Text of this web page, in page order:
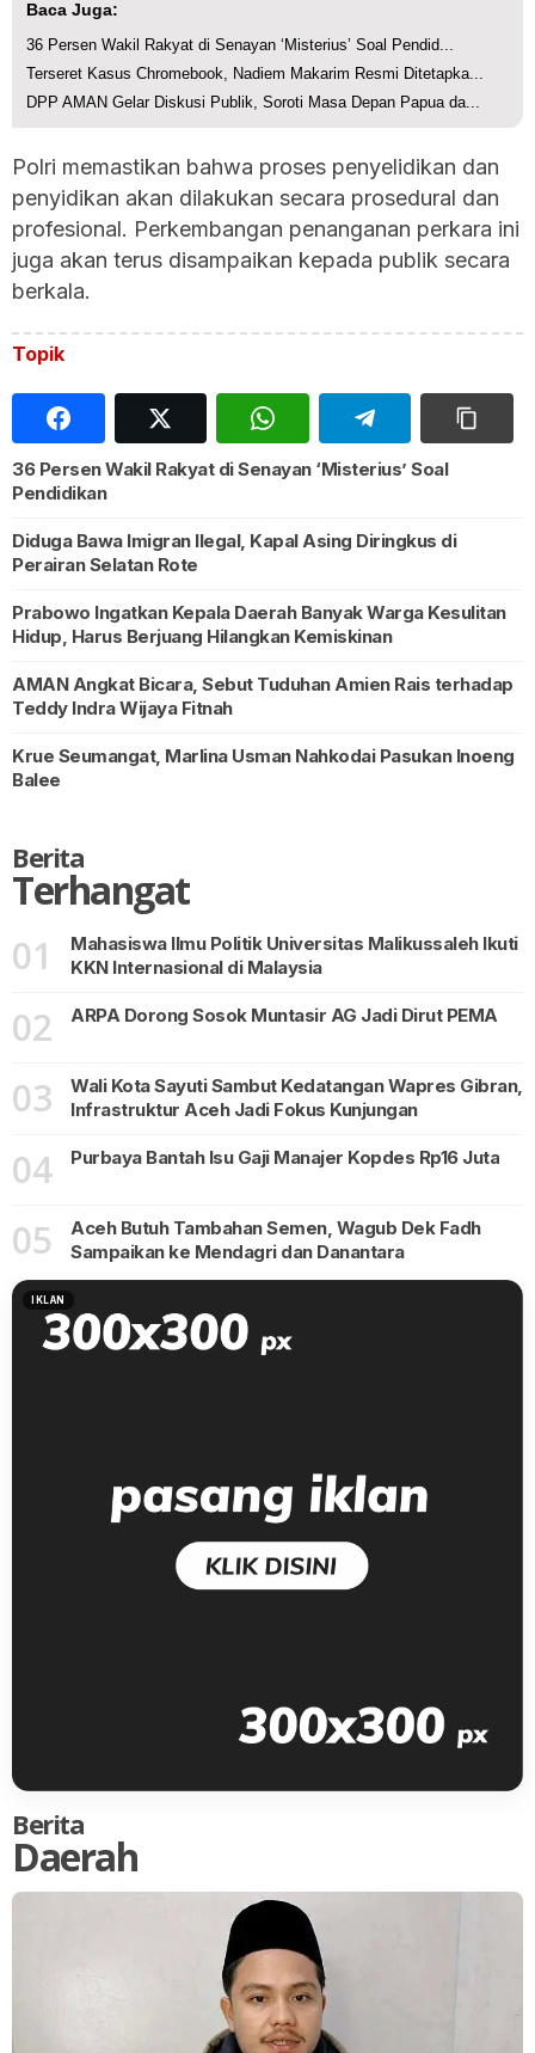
Baca Juga:
36 Persen Wakil Rakyat di Senayan ‘Misterius’ Soal Pendid...
Terseret Kasus Chromebook, Nadiem Makarim Resmi Ditetapka...
DPP AMAN Gelar Diskusi Publik, Soroti Masa Depan Papua da...
Polri memastikan bahwa proses penyelidikan dan
penyidikan akan dilakukan secara prosedural dan
profesional. Perkembangan penanganan perkara ini
juga akan terus disampaikan kepada publik secara
berkala.
Topik
36 Persen Wakil Rakyat di Senayan ‘Misterius’ Soal
Pendidikan
Diduga Bawa Imigran Ilegal, Kapal Asing Diringkus di
Perairan Selatan Rote
Prabowo Ingatkan Kepala Daerah Banyak Warga Kesulitan
Hidup, Harus Berjuang Hilangkan Kemiskinan
AMAN Angkat Bicara, Sebut Tuduhan Amien Rais terhadap
Teddy Indra Wijaya Fitnah
Krue Seumangat, Marlina Usman Nahkodai Pasukan Inoeng
Balee
Berita
Terhangat
01
Mahasiswa Ilmu Politik Universitas Malikussaleh Ikuti
KKN Internasional di Malaysia
02 ARPA Dorong Sosok Muntasir AG Jadi Dirut PEMA
03
Wali Kota Sayuti Sambut Kedatangan Wapres Gibran,
Infrastruktur Aceh Jadi Fokus Kunjungan
04 Purbaya Bantah Isu Gaji Manajer Kopdes Rp16 Juta
05
Aceh Butuh Tambahan Semen, Wagub Dek Fadh
Sampaikan ke Mendagri dan Danantara
IKLAN
Berita
Daerah